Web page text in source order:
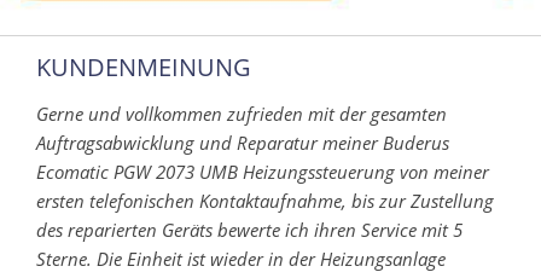
KUNDENMEINUNG
Gerne und vollkommen zufrieden mit der gesamten
Auftragsabwicklung und Reparatur meiner Buderus
Ecomatic PGW 2073 UMB Heizungssteuerung von meiner
ersten telefonischen Kontaktaufnahme, bis zur Zustellung
des reparierten Geräts bewerte ich ihren Service mit 5
Sterne. Die Einheit ist wieder in der Heizungsanlage